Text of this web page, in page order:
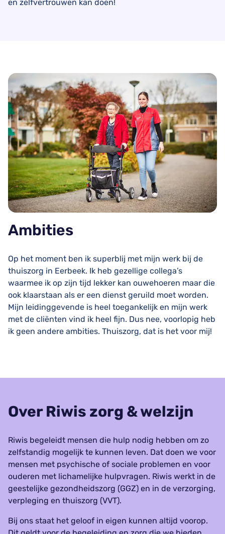
en zelfvertrouwen kan doen!
Ambities
Op het moment ben ik superblij met mijn werk bij de
thuiszorg in Eerbeek. Ik heb gezellige collega’s
waarmee ik op zijn tijd lekker kan ouwehoeren maar die
ook klaarstaan als er een dienst geruild moet worden.
Mijn leidinggevende is heel toegankelijk en mijn werk
met de cliënten vind ik heel fijn. Dus nee, voorlopig heb
ik geen andere ambities. Thuiszorg, dat is het voor mij!
Over Riwis zorg & welzijn
Riwis begeleidt mensen die hulp nodig hebben om zo
zelfstandig mogelijk te kunnen leven. Dat doen we voor
mensen met psychische of sociale problemen en voor
ouderen met lichamelijke hulpvragen. Riwis werkt in de
geestelijke gezondheidszorg (GGZ) en in de verzorging,
verpleging en thuiszorg (VVT).
Bij ons staat het geloof in eigen kunnen altijd voorop.